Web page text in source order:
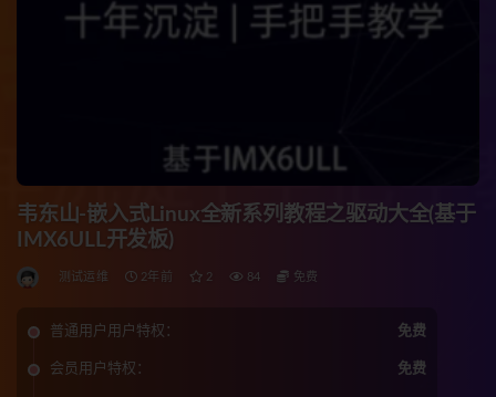
韦东山-嵌入式Linux全新系列教程之驱动大全(基于
IMX6ULL开发板)
测试运维 2年前 2 84 免费
普通用户用户特权： 免费
会员用户特权： 免费